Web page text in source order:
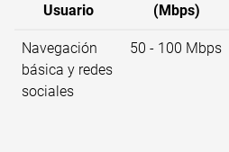
Usuario
(Mbps)
Navegación
básica y redes
sociales
50 - 100 Mbps